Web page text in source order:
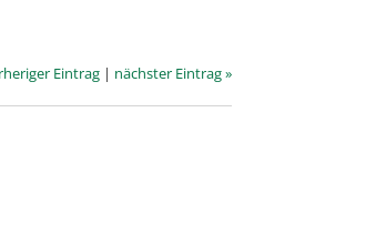
Eintrag | nächster Eintrag »